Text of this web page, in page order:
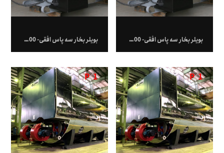
بویلر بخار سه پاس افقی- 1500 کیلوگرم بر ساعت بویلر بخار سه پاس افقی- 18,000 کیلوگرم بر ساعت
P1
P1